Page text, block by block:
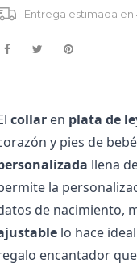
Entrega estimada en
collar en plata de
y pies de
llena
la
de nacimiento,
lo hace
encantador